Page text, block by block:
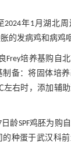
2024年1月湖北
的发病鸡和病鸡
Frey培养基购自
备：将固体培
右时，添加辅
龄SPF鸡胚为购
的种蛋于武汉科